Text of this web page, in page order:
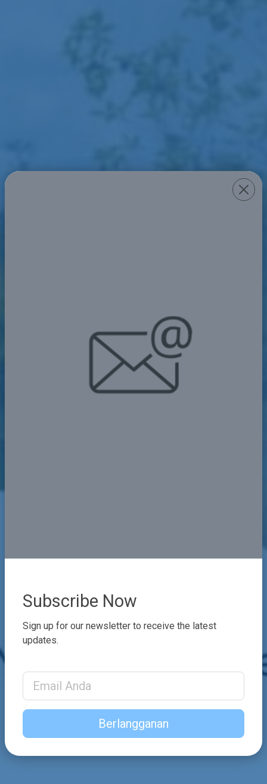
Subscribe Now
Sign up for our newsletter to receive the latest
updates.
Email Address
Berlangganan